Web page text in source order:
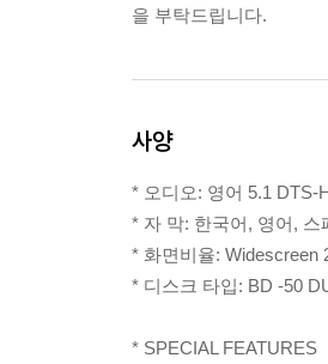
을 부탁드립니다.
사양
* 오디오: 영어 5.1 DTS-
* 자 막: 한국어, 영어,
* 화면비율: Widescreen
* 디스크 타입: BD -50
* SPECIAL FEATURES